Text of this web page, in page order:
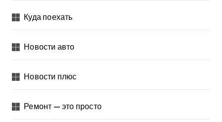
Куда поехать
Новости авто
Новости плюс
Ремонт — это просто